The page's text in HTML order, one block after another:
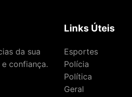
da sua
confiança.
Links Úteis
Esportes
Polícia
Política
Geral